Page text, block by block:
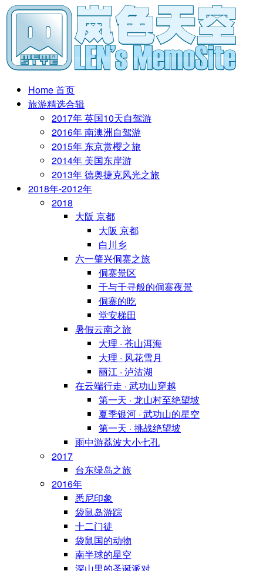
Home 首页
旅游精选合辑
2017年 英国10天自驾游
2016年 南澳洲自驾游
2015年 东京赏樱之旅
2014年 美国东岸游
2013年 德奥捷克风光之旅
2018年-2012年
2018
大阪 京都
大阪 京都
白川乡
六一肇兴侗寨之旅
侗寨景区
千与千寻般的侗寨夜景
侗寨的吃
堂安梯田
暑假云南之旅
大理 · 苍山洱海
大理 · 风花雪月
丽江 · 泸沽湖
在云端行走 · 武功山穿越
第一天 · 龙山村至绝望坡
夏季银河 · 武功山的星空
第一天 · 挑战绝望坡
雨中游荔波大小七孔
2017
台东绿岛之旅
2016年
悉尼印象
袋鼠岛游踪
十二门徒
袋鼠国的动物
南半球的星空